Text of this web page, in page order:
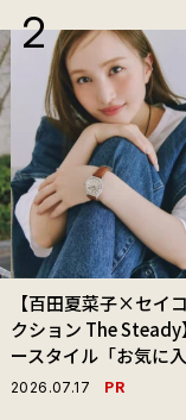
【百田夏菜子×セイ
クション The Steady
ースタイル「お気に
ャツと最高の時計と。
2026.07.17 PR